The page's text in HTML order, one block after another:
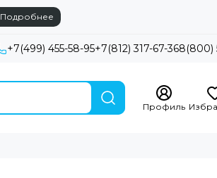
Подробнее
+7(499) 455-58-95+7(812) 317-67-368(800)
Профиль